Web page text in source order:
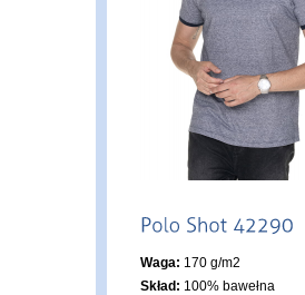
Waga: 170 g/m2
Skład: 100% bawełna